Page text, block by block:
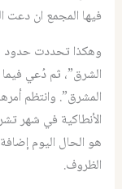
فيها المجمع ان دعت
وهكذا تحددت حدود
الشرق”، ثم دُعي
المشرق”. وانتظم
الأنطاكية في شهر
هو الحال اليوم
الظروف.